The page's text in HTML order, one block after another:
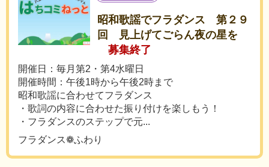
昭和歌謡でフラダンス 第２９
回 見上げてごらん夜の星を
募集終了
開催日：毎月第2・第4水曜日
開催時間：午後1時から午後2時まで
昭和歌謡に合わせてフラダンス
・歌詞の内容に合わせた振り付けを楽しもう！
・フラダンスのステップで元...
フラダンス❁ふわり